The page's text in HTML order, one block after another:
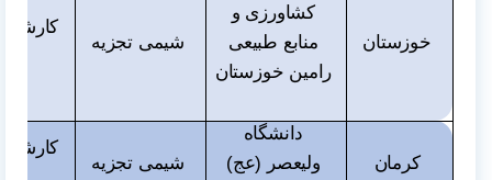
خوزستان
کشاورزی و
منابع طبیعی
رامین خوزستان
شیمی تجزیه
کرمان
دانشگاه
ولیعصر (عج)
شیمی تجزیه